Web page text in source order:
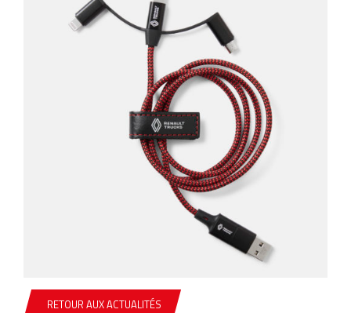
RETOUR AUX ACTUALITÉS